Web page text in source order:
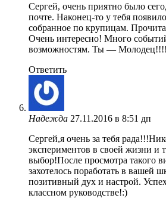
Сергей, очень приятно было
почте. Наконец-то у тебя
собранное по крупицам.
Очень интересно! Много
возможностям. Ты — Молодец!!!!
Ответить
Надежда 27.11.2016 в 8:51 дп
Сергей,я очень за тебя
экспериментов в своей жизни и
выбор!После просмотра такого
захотелось поработать в вашей
позитивный дух и настрой.
классном руководстве!:)